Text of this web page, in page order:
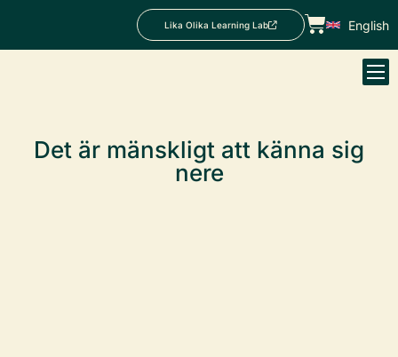
Lika Olika Learning Lab English
Det är mänskligt att känna sig
nere